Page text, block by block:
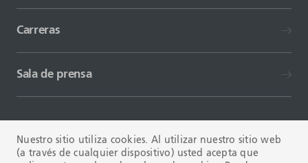
Carreras
Sala de prensa
Nuestro sitio utiliza cookies. Al utilizar nuestro sitio web
(a través de cualquier dispositivo) usted acepta que